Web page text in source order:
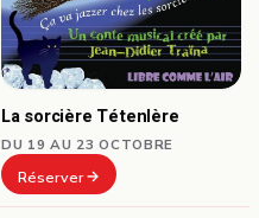
La sorcière Tétenlère
DU 19 AU 23 OCTOBRE
Réserver